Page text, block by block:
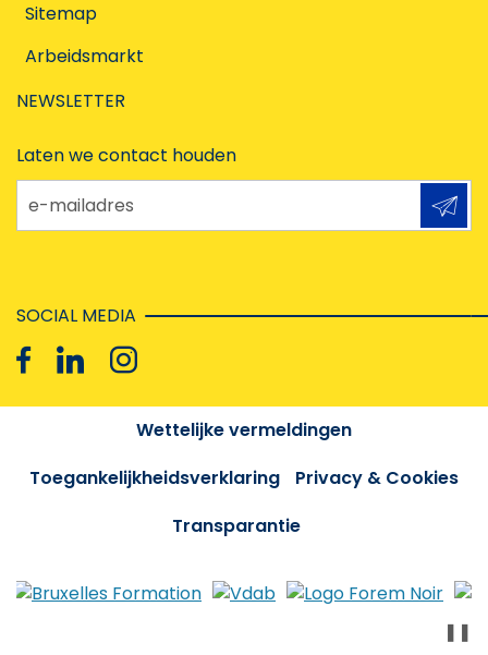
Sitemap
Arbeidsmarkt
NEWSLETTER
Laten we contact houden
e-mailadres
SOCIAL MEDIA
Wettelijke vermeldingen
Toegankelijkheidsverklaring
Privacy & Cookies
Transparantie
❚❚